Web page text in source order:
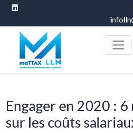
Engager en 2020 :
sur les coûts